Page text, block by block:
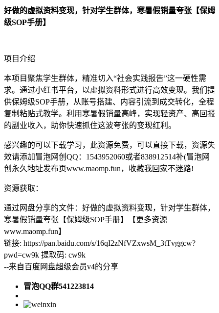
好做的虚拟资料变现，针对学生群体，寒暑假销量夸张【保姆
级SOP手册】
项目介绍
本项目聚焦学生群体，精准切入“社会实践报告”这一硬性需
求。通过小红书平台，以虚拟资料形式进行高效变现。我们提
供保姆级SOP手册，从账号搭建、内容引流到成交转化，全程
复制粘贴式教学。利用寒暑假销量高峰，实现轻资产、高回报
的副业收入，助你快速抓住这波夸张的变现红利。
感兴趣的可以下载学习，此资源免费，可以直接下载，资源失
效请添加冒泡网创QQ：1543952060或者838912514补(冒泡网
创永久地址发布页www.maomp.fun，收藏我回家不迷路!
资源获取：
通过网盘分享的文件：好做的虚拟资料变现，针对学生群体，
寒暑假销量夸张【保姆级SOP手册】【更多资源
www.maomp.fun】
链接: https://pan.baidu.com/s/16qI2zNfVZxwsM_3tTvggcw?
pwd=cw9k 提取码: cw9k
--来自百度网盘超级会员v4的分享
冒泡QQ群541223814